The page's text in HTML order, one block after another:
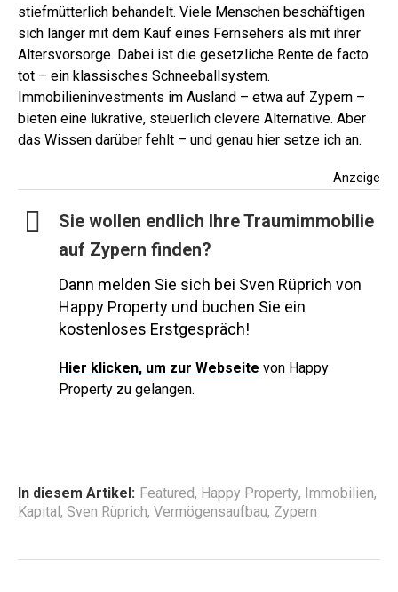
stiefmütterlich behandelt. Viele Menschen beschäftigen
sich länger mit dem Kauf eines Fernsehers als mit ihrer
Altersvorsorge. Dabei ist die gesetzliche Rente de facto
tot – ein klassisches Schneeballsystem.
Immobilieninvestments im Ausland – etwa auf Zypern –
bieten eine lukrative, steuerlich clevere Alternative. Aber
das Wissen darüber fehlt – und genau hier setze ich an.
Anzeige
Sie wollen endlich Ihre Traumimmobilie
auf Zypern finden?
Dann melden Sie sich bei Sven Rüprich von
Happy Property und buchen Sie ein
kostenloses Erstgespräch!
Hier klicken, um zur Webseite von Happy
Property zu gelangen.
In diesem Artikel: Featured, Happy Property, Immobilien,
Kapital, Sven Rüprich, Vermögensaufbau, Zypern